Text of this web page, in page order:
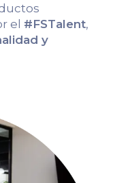
el #FSTalent,
y